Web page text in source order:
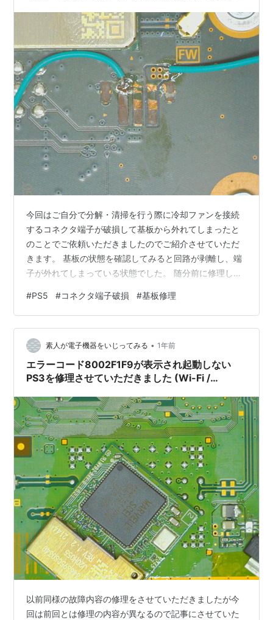
今回はご自分で分解・清掃を行う際に冷却ファンを接続
するコネクタ端子が破損して基板から外れてしまったと
のことでご依頼いただきましたのでご紹介させていただ
きます。 基板の状態を確認してみると回路が剥離し、端
子が外れてしまっている状態でした。 随分前に修理した
要領で修理すれば問題なく復旧するかと思われましたの
でご依頼を受けさせていただきました。
amacustom.hatenablog.com それでは修理していきまし
ょう。
#PS5 #コネクタ端子破損 #基板修理
素人が電子機器をいじってみる • 1年前
エラーコード8002F1F9が表示され起動しない
PS3を修理させていただきました (Wi-Fi /
以前同様の故障内容の修理をさせていただきましたが今
回は前回とは修理の内容が異なるので記事にさせていた